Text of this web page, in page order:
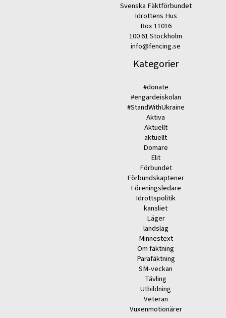
Svenska Fäktförbundet
Idrottens Hus
Box 11016
100 61 Stockholm
info@fencing.se
Kategorier
#donate
#engardeiskolan
#StandWithUkraine
Aktiva
Aktuellt
aktuellt
Domare
Elit
Förbundet
Förbundskaptener
Föreningsledare
Idrottspolitik
kansliet
Läger
landslag
Minnestext
Om fäktning
Parafäktning
SM-veckan
Tävling
Utbildning
Veteran
Vuxenmotionärer